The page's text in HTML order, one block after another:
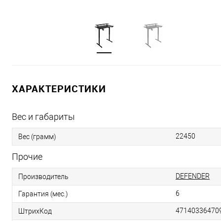
ХАРАКТЕРИСТИКИ
Вес и габариты
Вес (грамм) 22450
Прочие
Производитель DEFENDER
Гарантия (мес.) 6
ШтрихКод